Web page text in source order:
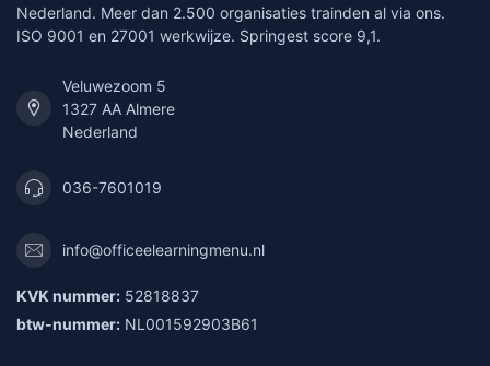
Nederland. Meer dan 2.500 organisaties trainden al via ons.
ISO 9001 en 27001 werkwijze. Springest score 9,1.
Veluwezoom 5
1327 AA Almere
Nederland
036-7601019
info@officeelearningmenu.nl
KVK nummer: 52818837
btw-nummer: NL001592903B61